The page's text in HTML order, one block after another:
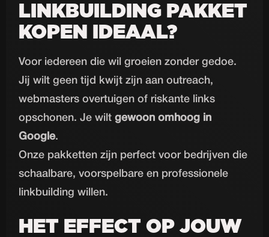
LINKBUILDING PAKKET
KOPEN IDEAAL?
Voor iedereen die wil groeien zonder gedoe.
Jij wilt geen tijd kwijt zijn aan outreach,
webmasters overtuigen of riskante links
opschonen. Je wiltgewoon omhoog in
Google.
Onze pakketten zijn perfect voor bedrijven die
schaalbare, voorspelbare en professionele
linkbuilding willen.
HET EFFECT OP JOUW